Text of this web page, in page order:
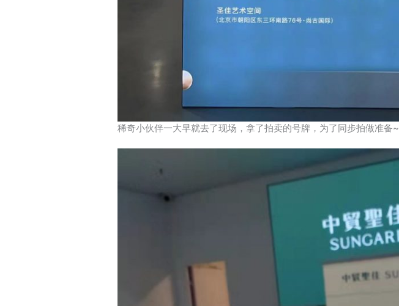
稀奇小伙伴一大早就去了现场，拿了拍卖的号牌，为了同步拍做准备~